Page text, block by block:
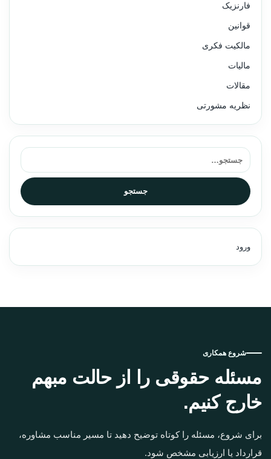
فارنزیک
قوانین
مالکیت فکری
مالیات
مقالات
نظریه مشورتی
جستجو برای:
جستجو
ورود
شروع همکاری
مسئله حقوقی را از حالت مبهم
خارج کنیم.
برای شروع، مسئله را کوتاه توضیح دهید تا مسیر مناسب مشاوره،
قرارداد یا ارزیابی مشخص شود.